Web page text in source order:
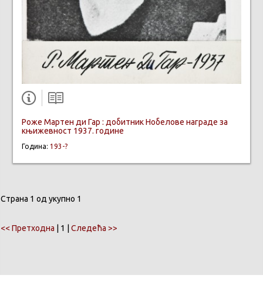
Роже Мартен ди Гар : добитник Нобелове награде за
књижевност 1937. године
Година: 193-?
Страна 1 од укупно 1
<< Претходна | 1 | Следећа >>